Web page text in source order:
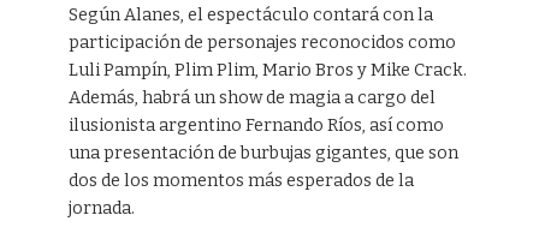
Según Alanes, el espectáculo contará con la
participación de personajes reconocidos como
Luli Pampín, Plim Plim, Mario Bros y Mike Crack.
Además, habrá un show de magia a cargo del
ilusionista argentino Fernando Ríos, así como
una presentación de burbujas gigantes, que son
dos de los momentos más esperados de la
jornada.